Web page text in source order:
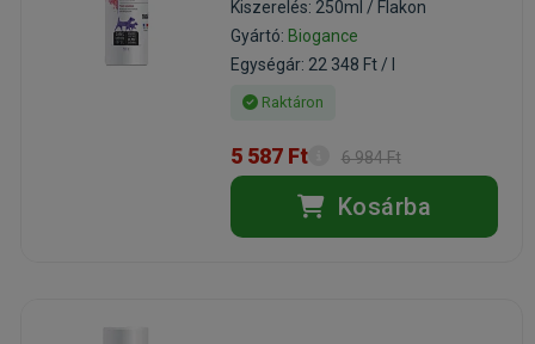
Kiszerelés: 250ml / Flakon
Gyártó: Biogance
Egységár: 22 348 Ft / l
Raktáron
5 587 Ft 6 984 Ft
Kosárba